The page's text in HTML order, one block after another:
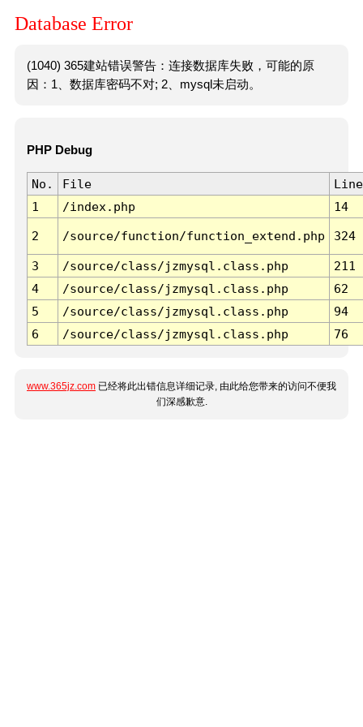
Database Error
(1040) 365建站错误警告：连接数据库失败，可能的原
因：1、数据库密码不对; 2、mysql未启动。
PHP Debug
No. File
Line
1
/index.php 14
2 /source/function/function_extend.php 324
3 /source/class/jzmysql.class.php
211
4
/source/class/jzmysql.class.php
62
5
/source/class/jzmysql.class.php
94
6
/source/class/jzmysql.class.php 76
www.365jz.com 已经将此出错信息详细记录, 由此给您带来的访问不便我
们深感歉意.